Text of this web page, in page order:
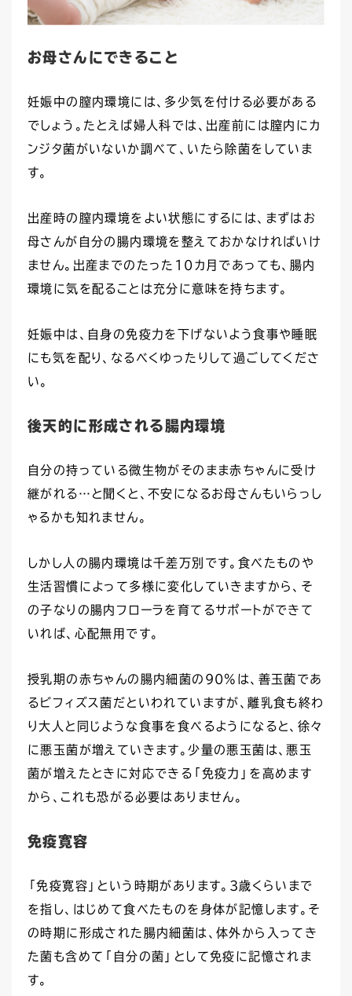
お母さんにできること
妊娠中の膣内環境には、多少気を付ける必要がある
でしょう。たとえば婦人科では、出産前には膣内にカ
ンジタ菌がいないか調べて、いたら除菌をしていま
す。
出産時の膣内環境をよい状態にするには、まずはお
母さんが自分の腸内環境を整えておかなければいけ
ません。出産までのたった10カ月であっても、腸内
環境に気を配ることは充分に意味を持ちます。
妊娠中は、自身の免疫力を下げないよう食事や睡眠
にも気を配り、なるべくゆったりして過ごしてくださ
い。
後天的に形成される腸内環境
自分の持っている微生物がそのまま赤ちゃんに受け
継がれる…と聞くと、不安になるお母さんもいらっし
ゃるかも知れません。
しかし人の腸内環境は千差万別です。食べたものや
生活習慣によって多様に変化していきますから、そ
の子なりの腸内フローラを育てるサポートができて
いれば、心配無用です。
授乳期の赤ちゃんの腸内細菌の90%は、善玉菌であ
るビフィズス菌だといわれていますが、離乳食も終わ
り大人と同じような食事を食べるようになると、徐々
に悪玉菌が増えていきます。少量の悪玉菌は、悪玉
菌が増えたときに対応できる「免疫力」を高めます
から、これも恐がる必要はありません。
免疫寛容
「免疫寛容」という時期があります。3歳くらいまで
を指し、はじめて食べたものを身体が記憶します。そ
の時期に形成された腸内細菌は、体外から入ってき
た菌も含めて「自分の菌」として免疫に記憶されま
す。